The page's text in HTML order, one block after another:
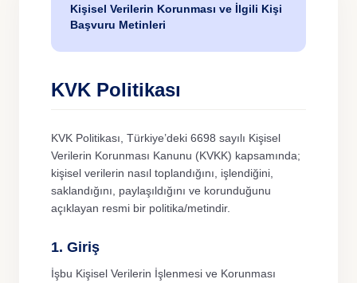
Yönetim Kurulu
Ziyaretçi ve Refakatçi Politikası
Bebek Dostu Hastane
Organizasyon Yapısı ve Kalite Birimi
Radyoloji Tetkik Ve Bilgilendirme Rehberi
Akşam Polikliniği
Anlaşmalı Kurumlar
Kişisel Verilerin Korunması ve İlgili Kişi
Başvuru Metinleri
KVK Politikası
KVK Politikası, Türkiye’deki 6698 sayılı Kişisel
Verilerin Korunması Kanunu (KVKK) kapsamında;
kişisel verilerin nasıl toplandığını, işlendiğini,
saklandığını, paylaşıldığını ve korunduğunu
açıklayan resmi bir politika/metindir.
1. Giriş
İşbu Kişisel Verilerin İşlenmesi ve Korunması